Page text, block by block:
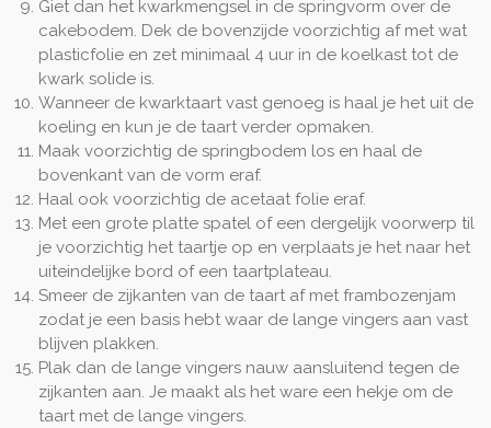
Giet dan het kwarkmengsel in de springvorm over de
cakebodem. Dek de bovenzijde voorzichtig af met wat
plasticfolie en zet minimaal 4 uur in de koelkast tot de
kwark solide is.
Wanneer de kwarktaart vast genoeg is haal je het uit de
koeling en kun je de taart verder opmaken.
Maak voorzichtig de springbodem los en haal de
bovenkant van de vorm eraf.
Haal ook voorzichtig de acetaat folie eraf.
Met een grote platte spatel of een dergelijk voorwerp til
je voorzichtig het taartje op en verplaats je het naar het
uiteindelijke bord of een taartplateau.
Smeer de zijkanten van de taart af met frambozenjam
zodat je een basis hebt waar de lange vingers aan vast
blijven plakken.
Plak dan de lange vingers nauw aansluitend tegen de
zijkanten aan. Je maakt als het ware een hekje om de
taart met de lange vingers.